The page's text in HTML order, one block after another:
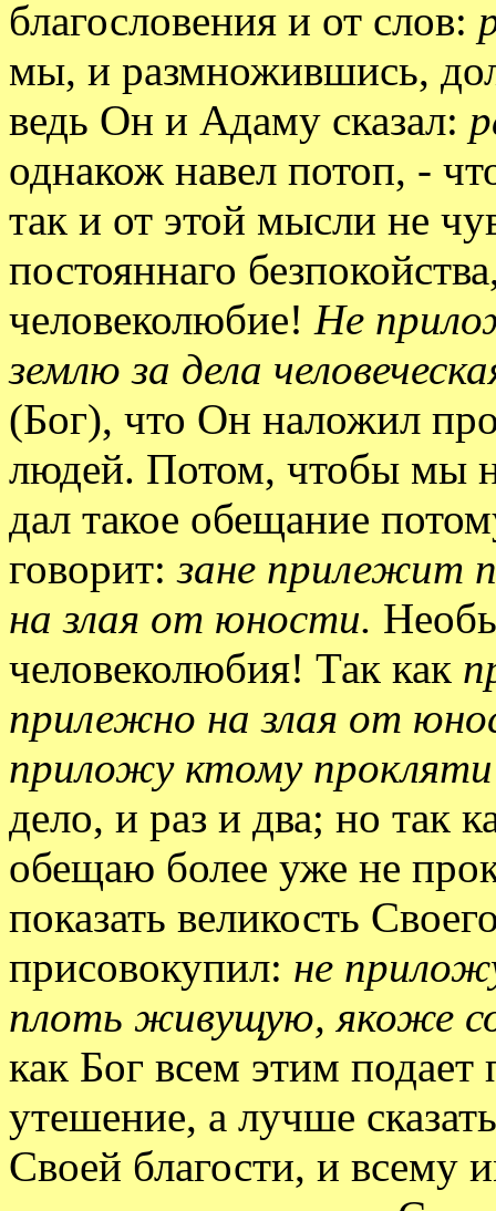
благословения и от слов:
мы, и размножившись,
ведь Он и Адаму сказал:
однакож навел потоп, -
так и от этой мысли не
постояннаго
человеколюбие! Не
землю за дела
(Бог), что Он наложил
людей. Потом, чтобы мы
дал такое обещание
говорит:зане прилежит
на злая от юности.
человеколюбия! Так как
прилежно на злая от
приложу ктому
дело, и раз и два; но так
обещаю более уже не
показать великость
присовокупил: не
плоть живущую, якоже
как Бог всем этим
утешение, а лучше
Своей благости, и всему